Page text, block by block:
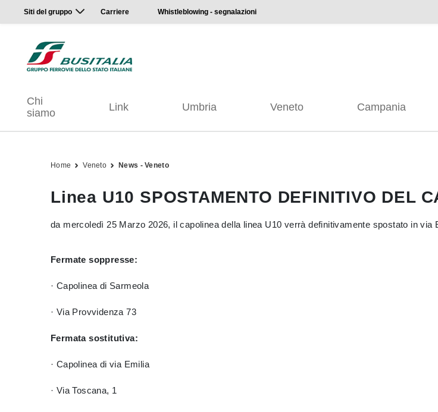
Siti del gruppo Carriere Whistleblowing - segnalazioni
Chi
siamo
Link Umbria Veneto Campania
Home Veneto News - Veneto
Linea U10 SPOSTAMENTO DEFINITIVO DEL
da mercoledì 25 Marzo 2026, il capolinea della linea U10 verrà definitivamente spostato in via
Fermate soppresse:
· Capolinea di Sarmeola
· Via Provvidenza 73
Fermata sostitutiva:
· Capolinea di via Emilia
· Via Toscana, 1